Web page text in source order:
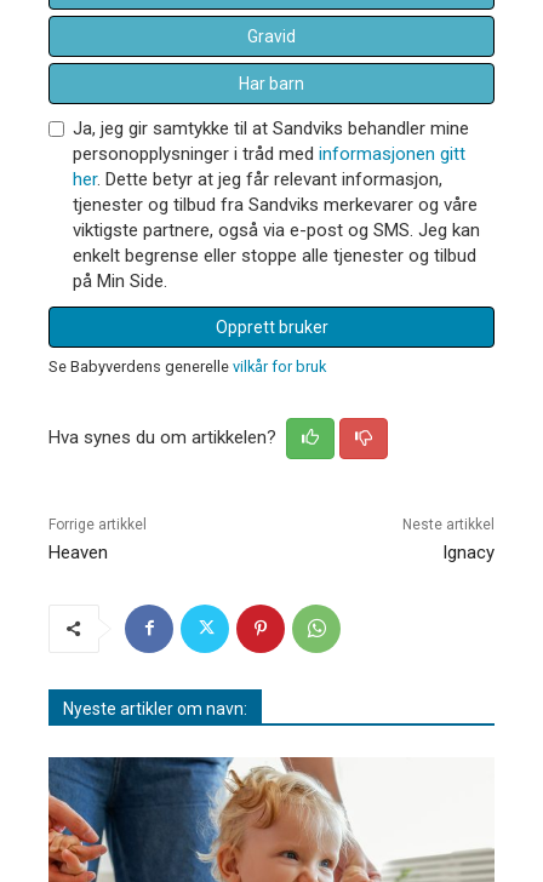
Gravid
Har barn
Ja, jeg gir samtykke til at Sandviks behandler mine
personopplysninger i tråd med informasjonen gitt
her. Dette betyr at jeg får relevant informasjon,
tjenester og tilbud fra Sandviks merkevarer og våre
viktigste partnere, også via e-post og SMS. Jeg kan
enkelt begrense eller stoppe alle tjenester og tilbud
på Min Side.
Opprett bruker
Se Babyverdens generelle vilkår for bruk
Hva synes du om artikkelen?
Forrige artikkel
Heaven
Neste artikkel
Ignacy
Nyeste artikler om navn: